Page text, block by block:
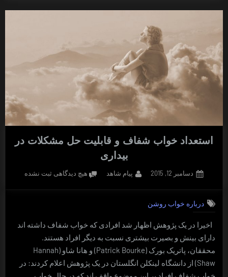
(قسمت
استعداد خواب شفاف و قابلیت حل مشکلات در
بیداری
Posted
دسامبر 12, 2015 By
پیام شاهد هیچ دیدگاهیبرای
قابلیت
حل
مشکلات
در
بیداری
ثبت نشده
درباره خواب روشن
اخیرا در یک پژوهش اظهار شد افرادی که خواب شفاف داشته ­اند
دارای بینش و بصیرت بیشتری نسبت به دیگر افراد هستند.
محققان، پاتریک بورک (Patrick Bourke) و هانا شاو (Hannah
Shaw) از دانشگاه لینکلن انگلستان در یک پژوهش اعلام کردند: در